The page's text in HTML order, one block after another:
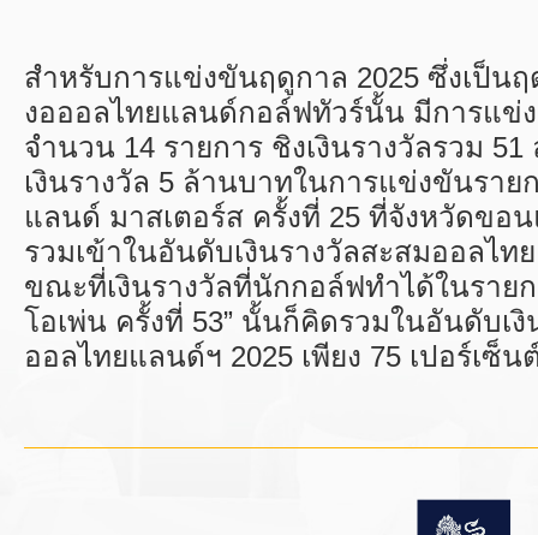
สำหรับการแข่งขันฤดูกาล 2025 ซึ่งเป็น
งอออลไทยแลนด์กอล์ฟทัวร์นั้น มีการแข่
จำนวน 14 รายการ ชิงเงินรางวัลรวม
เงินรางวัล 5 ล้านบาทในการแข่งขันราย
แลนด์ มาสเตอร์ส ครั้งที่ 25 ที่จังหวัดขอ
รวมเข้าในอันดับเงินรางวัลสะสมออลไท
ขณะที่เงินรางวัลที่นักกอล์ฟทำได้ในราย
โอเพ่น ครั้งที่ 53” นั้นก็คิดรวมในอันดับเงิ
ออลไทยแลนด์ฯ 2025 เพียง 75 เปอร์เซ็น